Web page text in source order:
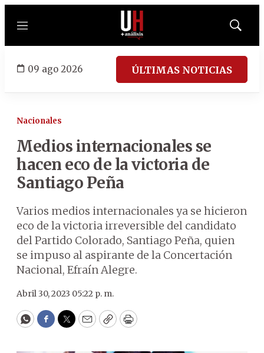
Menú
Mostrar
09 ago 2026 ÚLTIMAS NOTICIAS
Nacionales
Medios internacionales se
hacen eco de la victoria de
Santiago Peña
Varios medios internacionales ya se hicieron
eco de la victoria irreversible del candidato
del Partido Colorado, Santiago Peña, quien
se impuso al aspirante de la Concertación
Nacional, Efraín Alegre.
Abril 30, 2023 05:22 p. m.
WhatsApp
Facebook
Twitter
EmailCopyPrint